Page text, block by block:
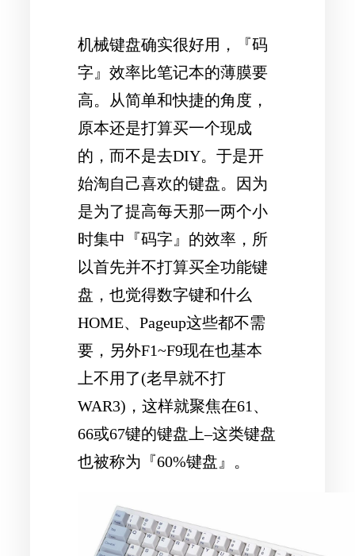
机械键盘确实很好用，『码
字』效率比笔记本的薄膜要
高。从简单和快捷的角度，
原本还是打算买一个现成
的，而不是去DIY。于是开
始淘自己喜欢的键盘。因为
是为了提高每天那一两个小
时集中『码字』的效率，所
以首先并不打算买全功能键
盘 ，也觉得数字键和什么
HOME、Pageup这些都不需
要，另外F1~F9现在也基本
上不用了(老早就不打
WAR3)，这样就聚焦在61、
66或67键的键盘上–这类键盘
也被称为『60%键盘』。